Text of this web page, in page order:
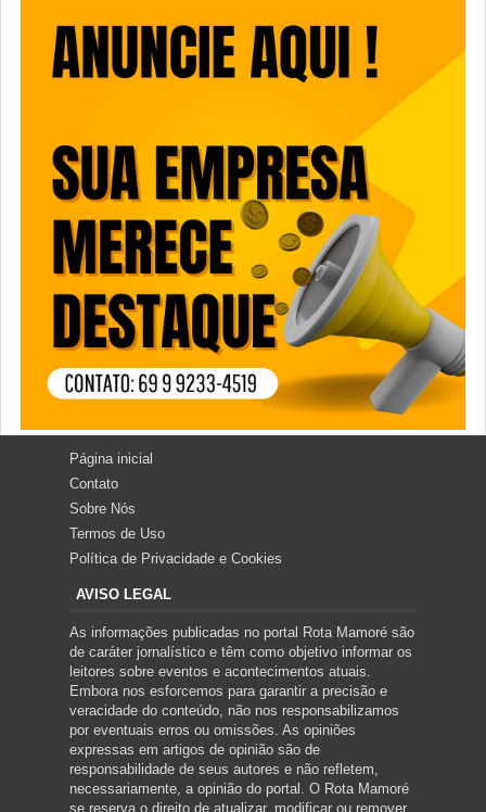
Página inicial
Contato
Sobre Nós
Termos de Uso
Política de Privacidade e Cookies
AVISO LEGAL
As informações publicadas no portal Rota Mamoré são
de caráter jornalístico e têm como objetivo informar os
leitores sobre eventos e acontecimentos atuais.
Embora nos esforcemos para garantir a precisão e
veracidade do conteúdo, não nos responsabilizamos
por eventuais erros ou omissões. As opiniões
expressas em artigos de opinião são de
responsabilidade de seus autores e não refletem,
necessariamente, a opinião do portal. O Rota Mamoré
se reserva o direito de atualizar, modificar ou remover